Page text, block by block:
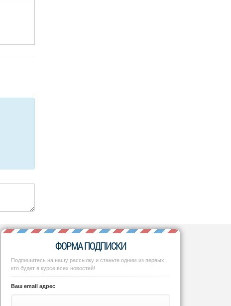
ФОРМА ПОДПИСКИ
Подпишитесь на нашу рассылку и станьте одним из первых,
кто будет в курсе всех новостей!
Ваш email адрес